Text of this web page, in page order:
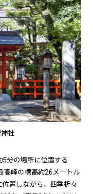
社
分の場所に位置する
高峰の標高約26メートル
置しながら、四季折々